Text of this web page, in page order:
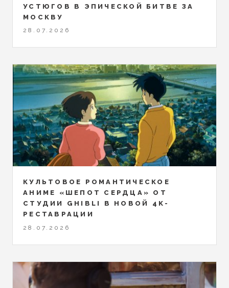
УСТЮГОВ В ЭПИЧЕСКОЙ БИТВЕ ЗА
МОСКВУ
28.07.2026
КУЛЬТОВОЕ РОМАНТИЧЕСКОЕ
АНИМЕ «ШЕПОТ СЕРДЦА» ОТ
СТУДИИ GHIBLI В НОВОЙ 4K-
РЕСТАВРАЦИИ
28.07.2026